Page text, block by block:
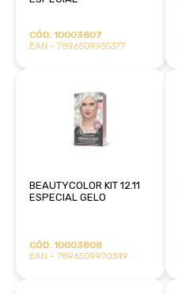
CÓD. 10003807
EAN - 7896509955377
BEAUTYCOLOR KIT 12.11
ESPECIAL GELO
CÓD. 10003808
EAN - 7896509970349